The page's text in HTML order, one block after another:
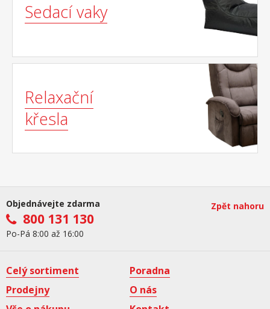
Sedací vaky
Relaxační
křesla
Objednávejte zdarma
800 131 130
Po-Pá 8:00 až 16:00
Zpět nahoru
Celý sortiment
Poradna
Prodejny
O nás